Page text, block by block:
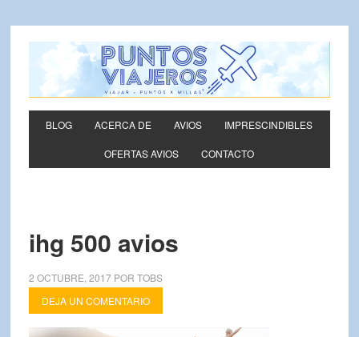
BLOG ACERCA DE AVIOS IMPRESCINDIBLES
OFERTAS AVIOS CONTACTO
ihg 500 avios
2 OCTUBRE, 2017POR TOBS
DEJA UN COMENTARIO